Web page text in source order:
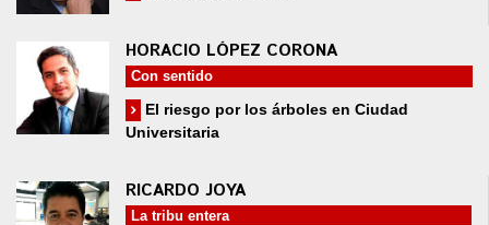
HORACIO LÓPEZ CORONA
Con sentido
El riesgo por los árboles en Ciudad
Universitaria
RICARDO JOYA
La tribu entera